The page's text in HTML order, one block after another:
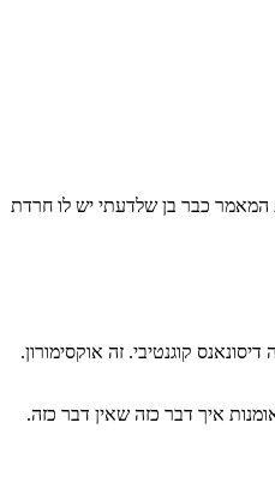
המאמר כבר בן שלדעתי יש לו חרדת
קוגנטיבי. זה אוקסימורון.
איך דבר כזה שאין דבר כזה.